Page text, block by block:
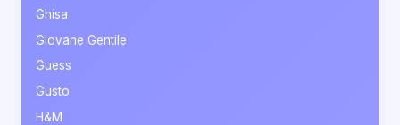
Ghisa
Giovane Gentile
Guess
Gusto
H&M